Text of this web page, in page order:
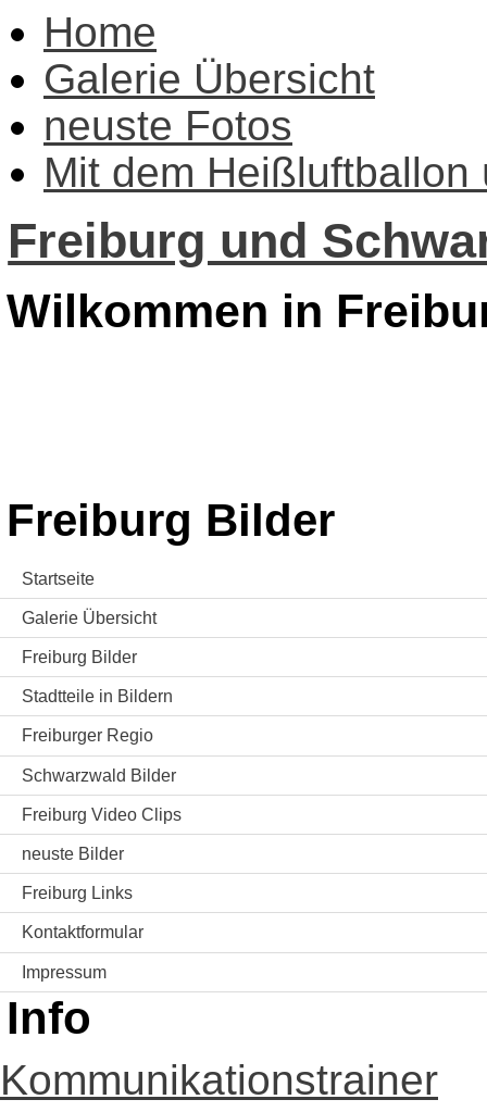
Home
Galerie Übersicht
neuste Fotos
Mit dem Heißluftballon
Freiburg und
Wilkommen in
Freiburg Bilder
Startseite
Galerie Übersicht
Freiburg Bilder
Stadtteile in Bildern
Freiburger Regio
Schwarzwald Bilder
Freiburg Video Clips
neuste Bilder
Freiburg Links
Kontaktformular
Impressum
Info
Kommunikationstrainer